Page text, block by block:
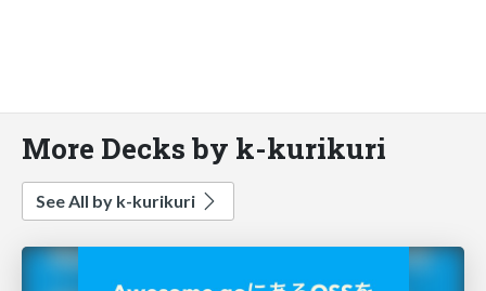
More Decks by k-kurikuri
See All by k-kurikuri